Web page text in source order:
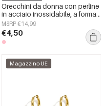
Orecchini da donna con perline
in acciaio inossidabile, a forma
di fiore, semplici e graziosi, della
serie Cute.
MSRP €14,99
€4,50
Magazzino UE